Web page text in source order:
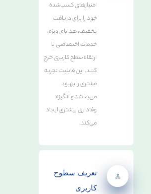
امتیازهای کسب‌شده
خود را برای دریافت
تخفیف، هدایای ویژه،
خدمات اختصاصی یا
ارتقاء سطح کاربری خرج
کنند. این قابلیت تجربه
مشتری را بهبود
می‌بخشد و انگیزه
وفاداری بیشتری ایجاد
می‌کند.
تعریف سطوح
کاربری